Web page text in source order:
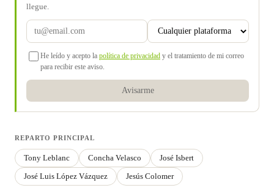
llegue.
He leído y acepto la política de privacidad y el tratamiento de mi correo
para recibir este aviso.
Avisarme
REPARTO PRINCIPAL
Tony Leblanc Concha Velasco
José Isbert
José Luis López Vázquez
Jesús Colomer